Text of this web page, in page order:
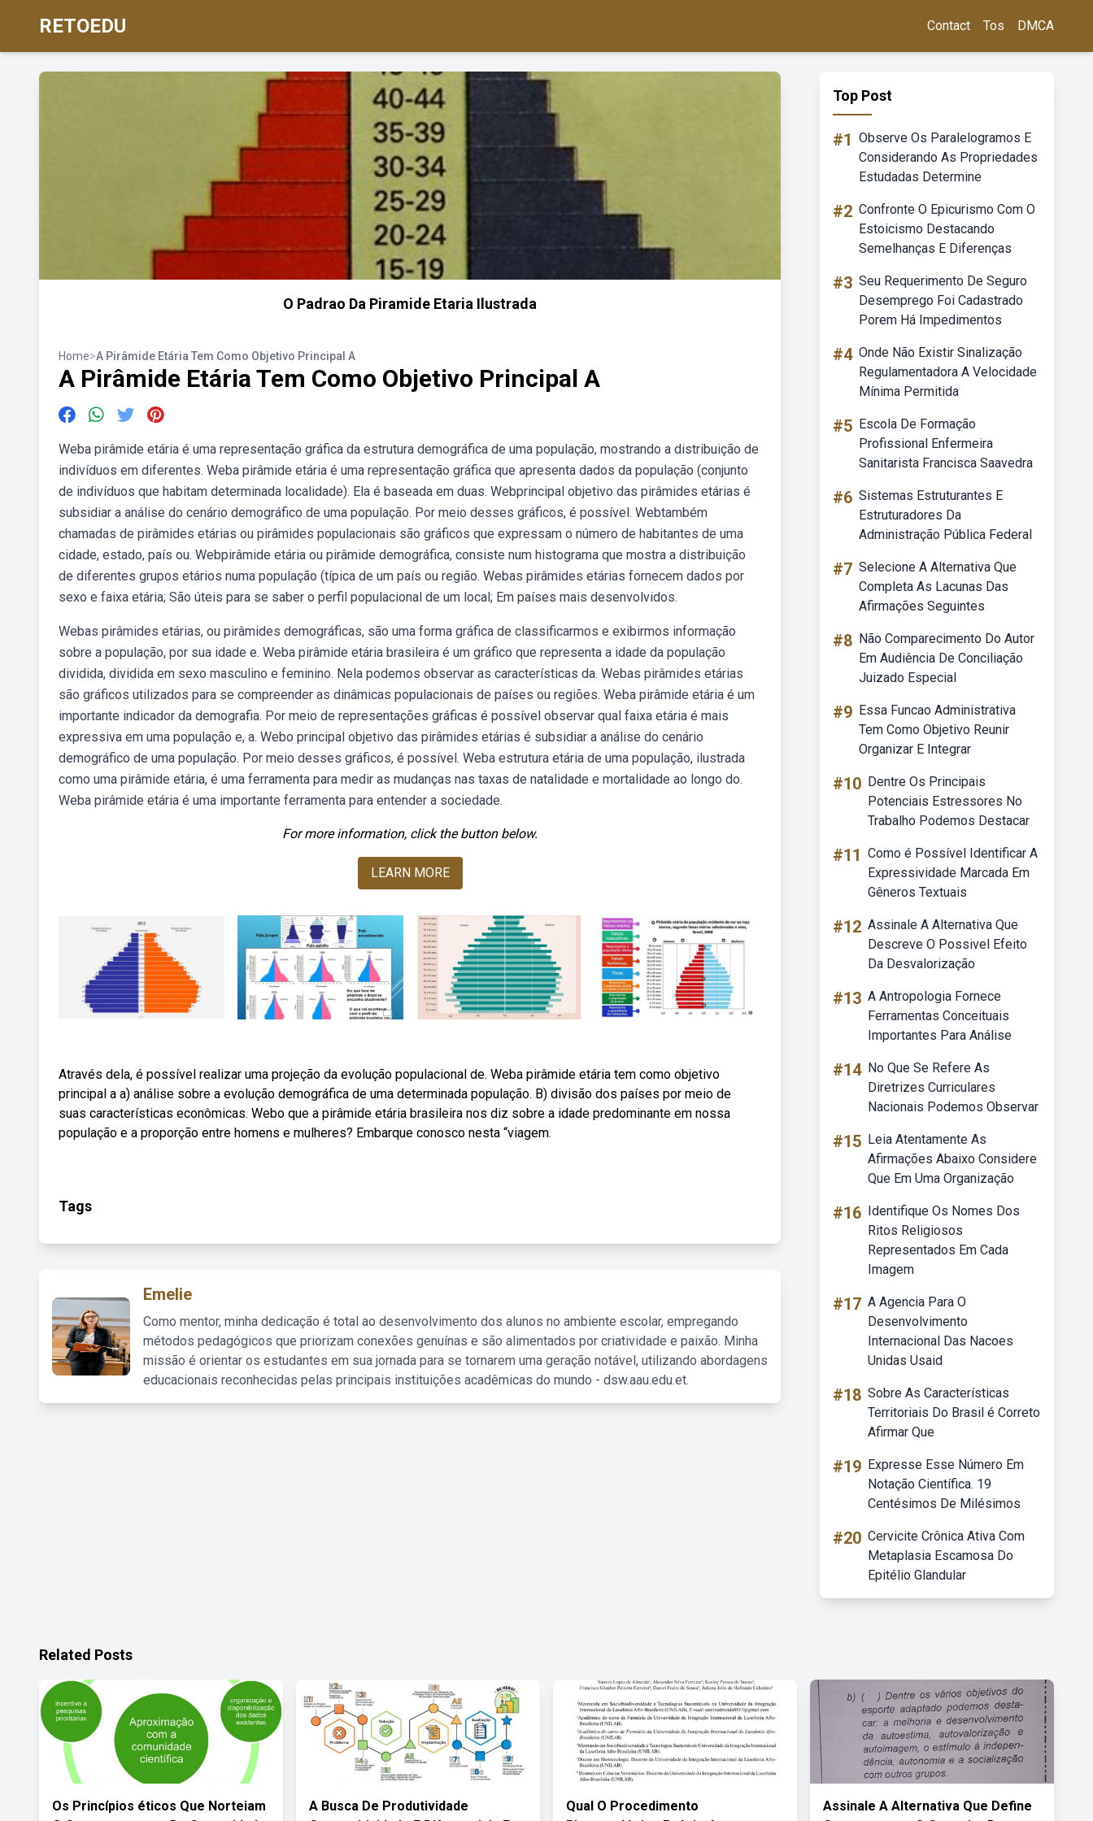
RETOEDU Contact Tos DMCA
O Padrao Da Piramide Etaria Ilustrada
Home>A Pirâmide Etária Tem Como Objetivo Principal A
A Pirâmide Etária Tem Como Objetivo Principal A
Weba pirâmide etária é uma representação gráfica da estrutura demográfica de uma população, mostrando a distribuição de
indivíduos em diferentes. Weba pirâmide etária é uma representação gráfica que apresenta dados da população (conjunto
de indivíduos que habitam determinada localidade). Ela é baseada em duas. Webprincipal objetivo das pirâmides etárias é
subsidiar a análise do cenário demográfico de uma população. Por meio desses gráficos, é possível. Webtambém
chamadas de pirâmides etárias ou pirâmides populacionais são gráficos que expressam o número de habitantes de uma
cidade, estado, país ou. Webpirâmide etária ou pirâmide demográfica, consiste num histograma que mostra a distribuição
de diferentes grupos etários numa população (típica de um país ou região. Webas pirâmides etárias fornecem dados por
sexo e faixa etária; São úteis para se saber o perfil populacional de um local; Em países mais desenvolvidos.
Webas pirâmides etárias, ou pirâmides demográficas, são uma forma gráfica de classificarmos e exibirmos informação
sobre a população, por sua idade e. Weba pirâmide etária brasileira é um gráfico que representa a idade da população
dividida, dividida em sexo masculino e feminino. Nela podemos observar as características da. Webas pirâmides etárias
são gráficos utilizados para se compreender as dinâmicas populacionais de países ou regiões. Weba pirâmide etária é um
importante indicador da demografia. Por meio de representações gráficas é possível observar qual faixa etária é mais
expressiva em uma população e, a. Webo principal objetivo das pirâmides etárias é subsidiar a análise do cenário
demográfico de uma população. Por meio desses gráficos, é possível. Weba estrutura etária de uma população, ilustrada
como uma pirâmide etária, é uma ferramenta para medir as mudanças nas taxas de natalidade e mortalidade ao longo do.
Weba pirâmide etária é uma importante ferramenta para entender a sociedade.
For more information, click the button below.
LEARN MORE
Através dela, é possível realizar uma projeção da evolução populacional de. Weba pirâmide etária tem como objetivo
principal a a) análise sobre a evolução demográfica de uma determinada população. B) divisão dos países por meio de
suas características econômicas. Webo que a pirâmide etária brasileira nos diz sobre a idade predominante em nossa
população e a proporção entre homens e mulheres? Embarque conosco nesta “viagem.
Tags
Emelie
Como mentor, minha dedicação é total ao desenvolvimento dos alunos no ambiente escolar, empregando
métodos pedagógicos que priorizam conexões genuínas e são alimentados por criatividade e paixão. Minha
missão é orientar os estudantes em sua jornada para se tornarem uma geração notável, utilizando abordagens
educacionais reconhecidas pelas principais instituições acadêmicas do mundo - dsw.aau.edu.et.
Top Post
#1 Observe Os Paralelogramos E
Considerando As Propriedades
Estudadas Determine
#2 Confronte O Epicurismo Com O
Estoicismo Destacando
Semelhanças E Diferenças
#3 Seu Requerimento De Seguro
Desemprego Foi Cadastrado
Porem Há Impedimentos
#4 Onde Não Existir Sinalização
Regulamentadora A Velocidade
Mínima Permitida
#5 Escola De Formação
Profissional Enfermeira
Sanitarista Francisca Saavedra
#6 Sistemas Estruturantes E
Estruturadores Da
Administração Pública Federal
#7 Selecione A Alternativa Que
Completa As Lacunas Das
Afirmações Seguintes
#8 Não Comparecimento Do Autor
Em Audiência De Conciliação
Juizado Especial
#9 Essa Funcao Administrativa
Tem Como Objetivo Reunir
Organizar E Integrar
#10 Dentre Os Principais
Potenciais Estressores No
Trabalho Podemos Destacar
#11 Como é Possível Identificar A
Expressividade Marcada Em
Gêneros Textuais
#12 Assinale A Alternativa Que
Descreve O Possivel Efeito
Da Desvalorização
#13 A Antropologia Fornece
Ferramentas Conceituais
Importantes Para Análise
#14 No Que Se Refere As
Diretrizes Curriculares
Nacionais Podemos Observar
#15 Leia Atentamente As
Afirmações Abaixo Considere
Que Em Uma Organização
#16 Identifique Os Nomes Dos
Ritos Religiosos
Representados Em Cada
Imagem
#17 A Agencia Para O
Desenvolvimento
Internacional Das Nacoes
Unidas Usaid
#18 Sobre As Características
Territoriais Do Brasil é Correto
Afirmar Que
#19 Expresse Esse Número Em
Notação Científica. 19
Centésimos De Milésimos
#20 Cervicite Crônica Ativa Com
Metaplasia Escamosa Do
Epitélio Glandular
Related Posts
Os Princípios éticos Que Norteiam
A Busca De Produtividade
Qual O Procedimento
Assinale A Alternativa Que Define